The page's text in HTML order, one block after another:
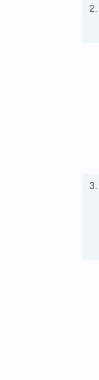
2.
3.